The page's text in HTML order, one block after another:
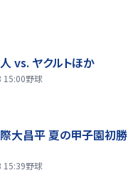
人 vs. ヤクルトほか
15:00野球
大昌平 夏の甲子園初勝
15:39野球